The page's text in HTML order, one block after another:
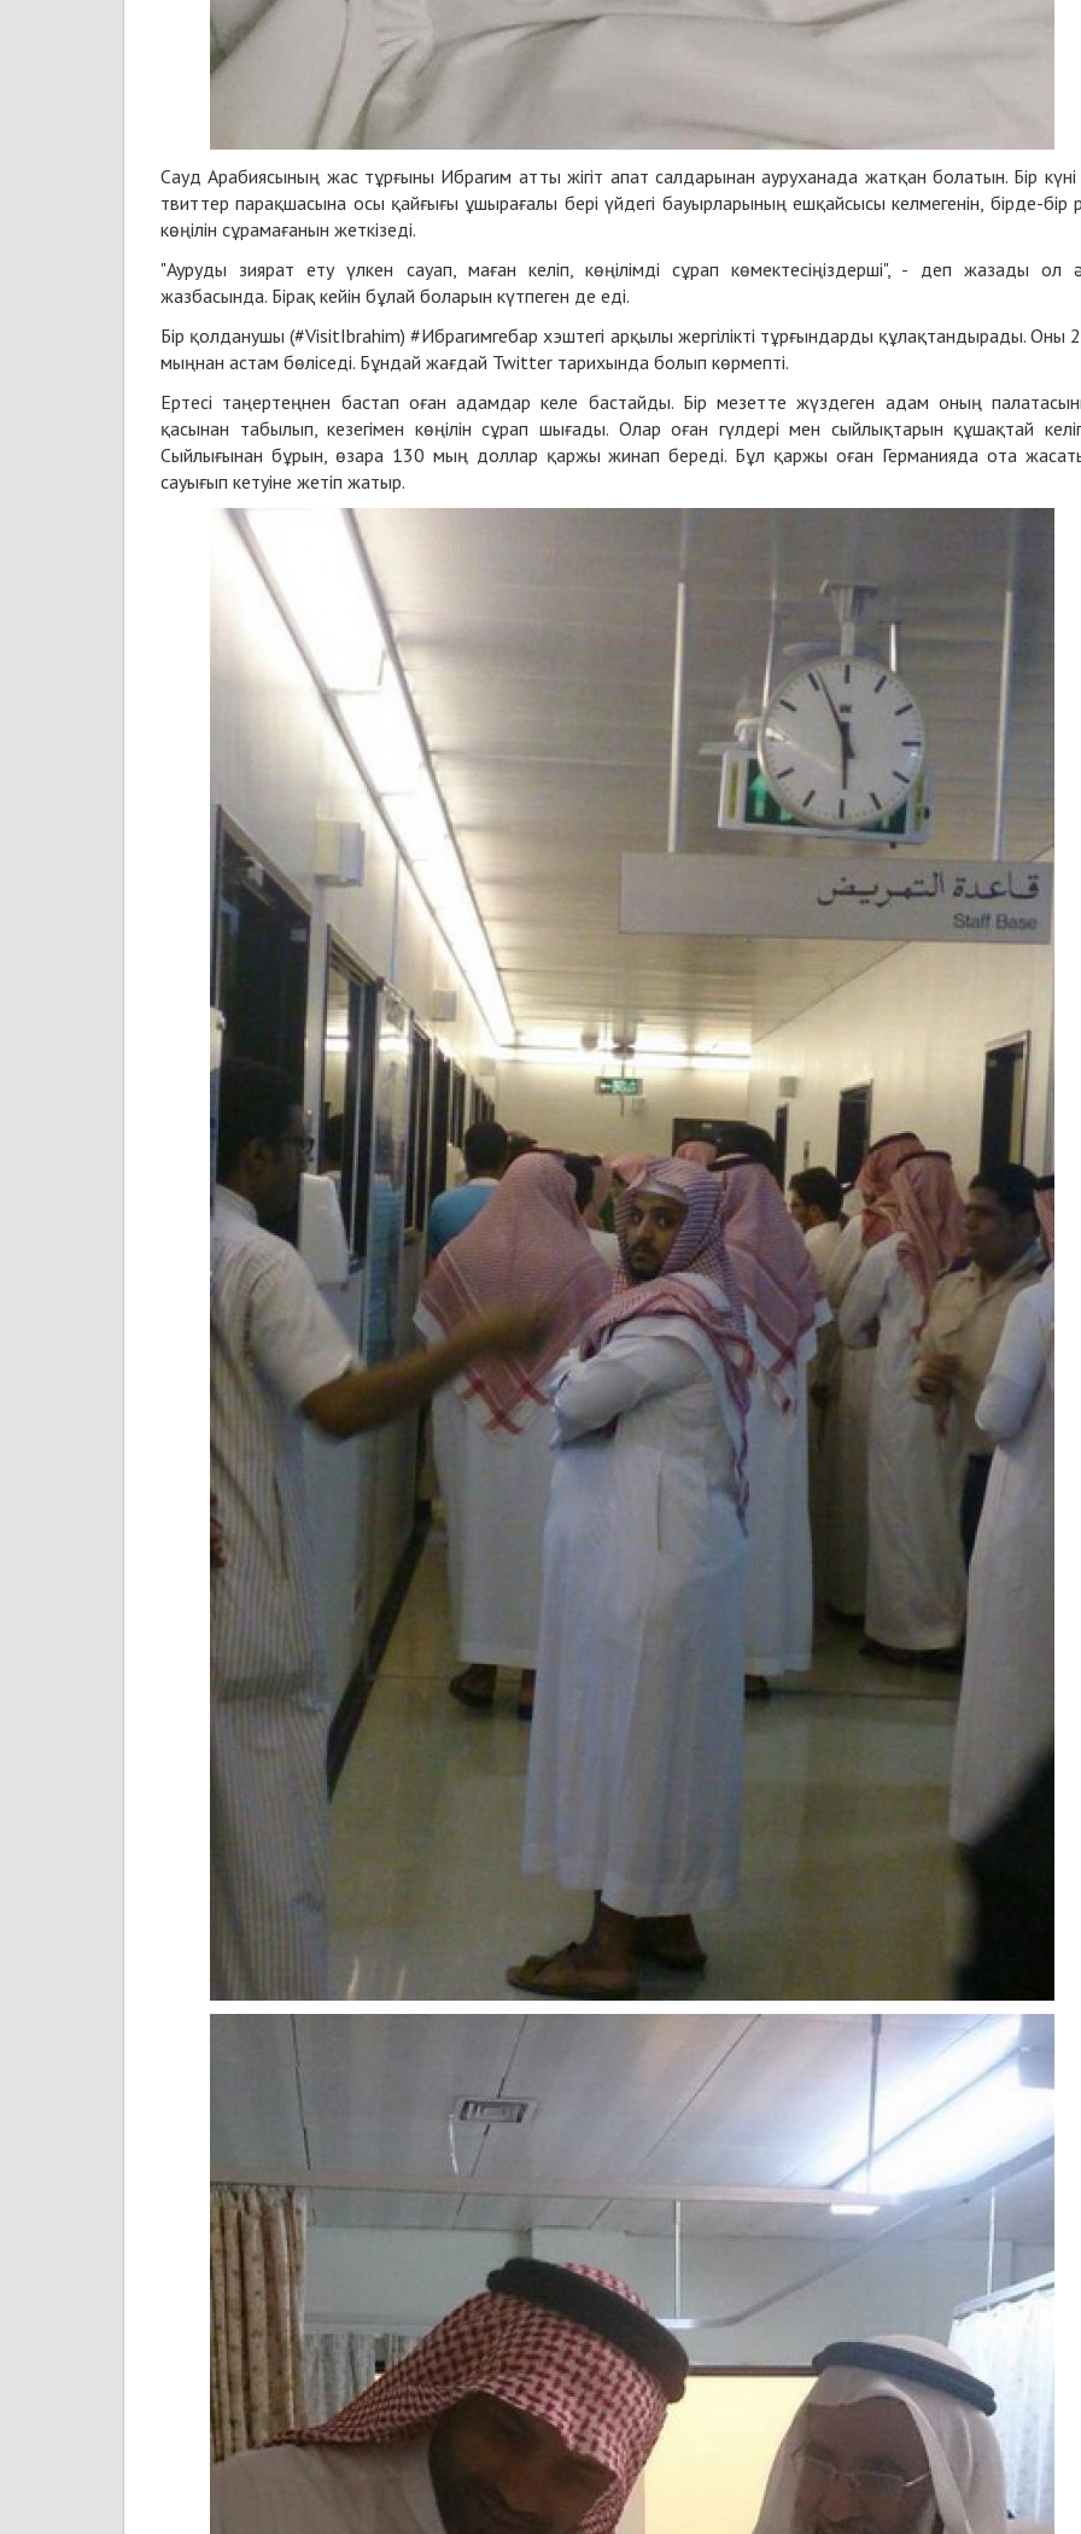
Сауд Арабиясының жас тұрғыны Ибрагим атты жігіт апат салдарынан ауруханада жатқан болатын. Бір күні
твиттер парақшасына осы қайғығы ұшырағалы бері үйдегі бауырларының ешқайсысы келмегенін, бірде-бір
көңілін сұрамағанын жеткізеді.
"Ауруды зиярат ету үлкен сауап, маған келіп, көңілімді сұрап көмектесіңіздерші", - деп жазады ол
жазбасында. Бірақ кейін бұлай боларын күтпеген де еді.
Бір қолданушы (#VisitIbrahim) #Ибрагимгебар хэштегі арқылы жергілікті тұрғындарды құлақтандырады. Оны
мыңнан астам бөліседі. Бұндай жағдай Twitter тарихында болып көрмепті.
Ертесі таңертеңнен бастап оған адамдар келе бастайды. Бір мезетте жүздеген адам оның
қасынан табылып, кезегімен көңілін сұрап шығады. Олар оған гүлдері мен сыйлықтарын құшақтай
Сыйлығынан бұрын, өзара 130 мың доллар қаржы жинап береді. Бұл қаржы оған Германияда ота
сауығып кетуіне жетіп жатыр.